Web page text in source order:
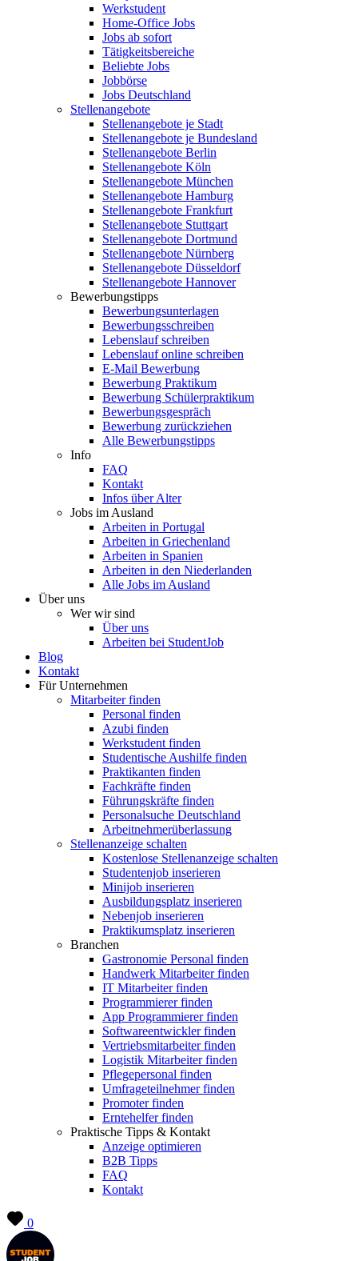
Werkstudent
Home-Office Jobs
Jobs ab sofort
Tätigkeitsbereiche
Beliebte Jobs
Jobbörse
Jobs Deutschland
Stellenangebote
Stellenangebote je Stadt
Stellenangebote je Bundesland
Stellenangebote Berlin
Stellenangebote Köln
Stellenangebote München
Stellenangebote Hamburg
Stellenangebote Frankfurt
Stellenangebote Stuttgart
Stellenangebote Dortmund
Stellenangebote Nürnberg
Stellenangebote Düsseldorf
Stellenangebote Hannover
Bewerbungstipps
Bewerbungsunterlagen
Bewerbungsschreiben
Lebenslauf schreiben
Lebenslauf online schreiben
E-Mail Bewerbung
Bewerbung Praktikum
Bewerbung Schülerpraktikum
Bewerbungsgespräch
Bewerbung zurückziehen
Alle Bewerbungstipps
Info
FAQ
Kontakt
Infos über Alter
Jobs im Ausland
Arbeiten in Portugal
Arbeiten in Griechenland
Arbeiten in Spanien
Arbeiten in den Niederlanden
Alle Jobs im Ausland
Über uns
Wer wir sind
Über uns
Arbeiten bei StudentJob
Blog
Kontakt
Für Unternehmen
Mitarbeiter finden
Personal finden
Azubi finden
Werkstudent finden
Studentische Aushilfe finden
Praktikanten finden
Fachkräfte finden
Führungskräfte finden
Personalsuche Deutschland
Arbeitnehmerüberlassung
Stellenanzeige schalten
Kostenlose Stellenanzeige schalten
Studentenjob inserieren
Minijob inserieren
Ausbildungsplatz inserieren
Nebenjob inserieren
Praktikumsplatz inserieren
Branchen
Gastronomie Personal finden
Handwerk Mitarbeiter finden
IT Mitarbeiter finden
Programmierer finden
App Programmierer finden
Softwareentwickler finden
Vertriebsmitarbeiter finden
Logistik Mitarbeiter finden
Pflegepersonal finden
Umfrageteilnehmer finden
Promoter finden
Erntehelfer finden
Praktische Tipps & Kontakt
Anzeige optimieren
B2B Tipps
FAQ
Kontakt
0